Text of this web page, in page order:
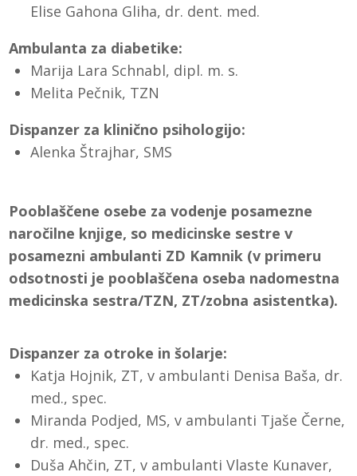
Elise Gahona Gliha, dr. dent. med.
Ambulanta za diabetike:
Marija Lara Schnabl, dipl. m. s.
Melita Pečnik, TZN
Dispanzer za klinično psihologijo:
Alenka Štrajhar, SMS
Pooblaščene osebe za vodenje posamezne
naročilne knjige, so medicinske sestre v
posamezni ambulanti ZD Kamnik (v primeru
odsotnosti je pooblaščena oseba nadomestna
medicinska sestra/TZN, ZT/zobna asistentka).
Dispanzer za otroke in šolarje:
Katja Hojnik, ZT, v ambulanti Denisa Baša, dr.
med., spec.
Miranda Podjed, MS, v ambulanti Tjaše Černe,
dr. med., spec.
Duša Ahčin, ZT, v ambulanti Vlaste Kunaver,